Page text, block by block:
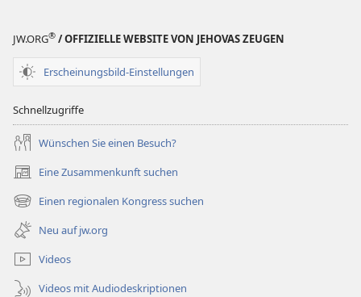
JW.ORG® / OFFIZIELLE WEBSITE VON JEHOVAS ZEUGEN
Erscheinungsbild-Einstellungen
Schnellzugriffe
Wünschen Sie einen Besuch?
Eine Zusammenkunft suchen
(öffnet
neues
Fenster)
Einen regionalen Kongress suchen
(öffnet
neues
Fenster)
Neu auf jw.org
Videos
Videos mit Audiodeskriptionen